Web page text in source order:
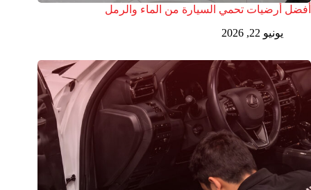
أفضل أرضيات تحمي السيارة من الماء والرمل
يونيو 22, 2026